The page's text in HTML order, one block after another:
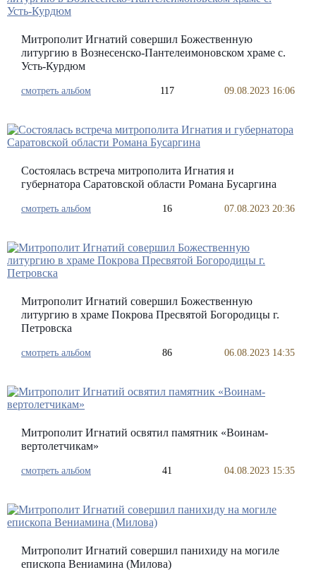
Митрополит Игнатий совершил Божественную
литургию в Вознесенско-Пантелеимоновском храме с.
Усть-Курдюм
смотреть альбом 117 09.08.2023 16:06
Состоялась встреча митрополита Игнатия и
губернатора Саратовской области Романа Бусаргина
смотреть альбом 16 07.08.2023 20:36
Митрополит Игнатий совершил Божественную
литургию в храме Покрова Пресвятой Богородицы г.
Петровска
смотреть альбом 86 06.08.2023 14:35
Митрополит Игнатий освятил памятник «Воинам-
вертолетчикам»
смотреть альбом 41 04.08.2023 15:35
Митрополит Игнатий совершил панихиду на могиле
епископа Вениамина (Милова)